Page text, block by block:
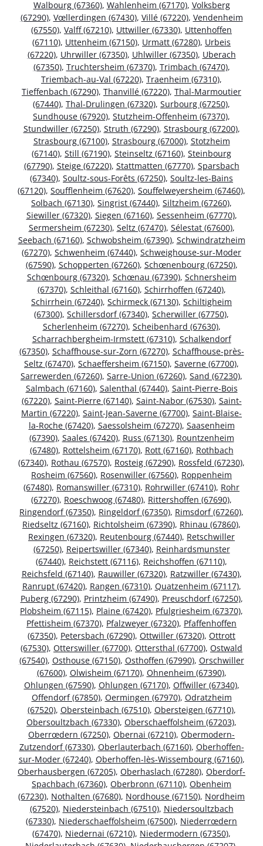
Walbourg (67360), Wahlenheim (67170), Volksberg
(67290), Vœllerdingen (67430), Villé (67220), Vendenheim
(67550), Valff (67210), Uttwiller (67330), Uttenhoffen
(67110), Uttenheim (67150), Urmatt (67280), Urbeis
(67220), Uhrwiller (67350), Uhlwiller (67350), Uberach
(67350), Truchtersheim (67370), Trimbach (67470),
Triembach-au-Val (67220), Traenheim (67310),
Tieffenbach (67290), Thanvillé (67220), Thal-Marmoutier
(67440), Thal-Drulingen (67320), Surbourg (67250),
Sundhouse (67920), Stutzheim-Offenheim (67370),
Stundwiller (67250), Struth (67290), Strasbourg (67200),
Strasbourg (67100), Strasbourg (67000), Stotzheim
(67140), Still (67190), Steinseltz (67160), Steinbourg
(67790), Steige (67220), Stattmatten (67770), Sparsbach
(67340), Soultz-sous-Forêts (67250), Soultz-les-Bains
(67120), Soufflenheim (67620), Souffelweyersheim (67460),
Solbach (67130), Singrist (67440), Siltzheim (67260),
Siewiller (67320), Siegen (67160), Sessenheim (67770),
Sermersheim (67230), Seltz (67470), Sélestat (67600),
Seebach (67160), Schwobsheim (67390), Schwindratzheim
(67270), Schwenheim (67440), Schweighouse-sur-Moder
(67590), Schopperten (67260), Schœnenbourg (67250),
Schœnbourg (67320), Schœnau (67390), Schnersheim
(67370), Schleithal (67160), Schirrhoffen (67240),
Schirrhein (67240), Schirmeck (67130), Schiltigheim
(67300), Schillersdorf (67340), Scherwiller (67750),
Scherlenheim (67270), Scheibenhard (67630),
Scharrachbergheim-Irmstett (67310), Schalkendorf
(67350), Schaffhouse-sur-Zorn (67270), Schaffhouse-près-
Seltz (67470), Schaeffersheim (67150), Saverne (67700),
Sarrewerden (67260), Sarre-Union (67260), Sand (67230),
Salmbach (67160), Salenthal (67440), Saint-Pierre-Bois
(67220), Saint-Pierre (67140), Saint-Nabor (67530), Saint-
Martin (67220), Saint-Jean-Saverne (67700), Saint-Blaise-
la-Roche (67420), Saessolsheim (67270), Saasenheim
(67390), Saales (67420), Russ (67130), Rountzenheim
(67480), Rottelsheim (67170), Rott (67160), Rothbach
(67340), Rothau (67570), Rosteig (67290), Rossfeld (67230),
Rosheim (67560), Rosenwiller (67560), Roppenheim
(67480), Romanswiller (67310), Rohrwiller (67410), Rohr
(67270), Roeschwoog (67480), Rittershoffen (67690),
Ringendorf (67350), Ringeldorf (67350), Rimsdorf (67260),
Riedseltz (67160), Richtolsheim (67390), Rhinau (67860),
Rexingen (67320), Reutenbourg (67440), Retschwiller
(67250), Reipertswiller (67340), Reinhardsmunster
(67440), Reichstett (67116), Reichshoffen (67110),
Reichsfeld (67140), Rauwiller (67320), Ratzwiller (67430),
Ranrupt (67420), Rangen (67310), Quatzenheim (67117),
Puberg (67290), Printzheim (67490), Preuschdorf (67250),
Plobsheim (67115), Plaine (67420), Pfulgriesheim (67370),
Pfettisheim (67370), Pfalzweyer (67320), Pfaffenhoffen
(67350), Petersbach (67290), Ottwiller (67320), Ottrott
(67530), Otterswiller (67700), Ottersthal (67700), Ostwald
(67540), Osthouse (67150), Osthoffen (67990), Orschwiller
(67600), Olwisheim (67170), Ohnenheim (67390),
Ohlungen (67590), Ohlungen (67170), Offwiller (67340),
Offendorf (67850), Oermingen (67970), Odratzheim
(67520), Obersteinbach (67510), Obersteigen (67710),
Obersoultzbach (67330), Oberschaeffolsheim (67203),
Oberrœdern (67250), Obernai (67210), Obermodern-
Zutzendorf (67330), Oberlauterbach (67160), Oberhoffen-
sur-Moder (67240), Oberhoffen-lès-Wissembourg (67160),
Oberhausbergen (67205), Oberhaslach (67280), Oberdorf-
Spachbach (67360), Oberbronn (67110), Obenheim
(67230), Nothalten (67680), Nordhouse (67150), Nordheim
(67520), Niedersteinbach (67510), Niedersoultzbach
(67330), Niederschaeffolsheim (67500), Niederrœdern
(67470), Niedernai (67210), Niedermodern (67350),